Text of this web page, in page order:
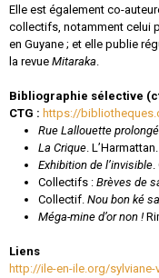
Elle est également co-
collectifs, notamment celui
en Guyane ; et elle publie
la revue Mitaraka.
Bibliographie sélective
CTG : https://
Rue Lallouette
La Crique.
Exhibition de l’invisible.
Collectifs : Brèves de
Collectif. Nou bon ké
Méga-mine d’or non !
Liens
http://ile-en-ile.org/